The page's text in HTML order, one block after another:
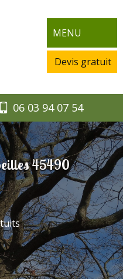
MENU
Devis gratuit
06 03 94 07 54
45490